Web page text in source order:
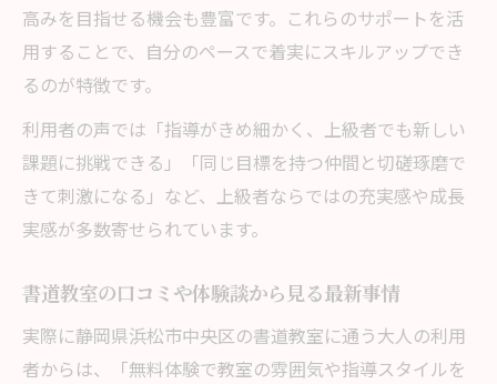
高みを目指せる機会も豊富です。これらのサポートを活
用することで、自分のペースで着実にスキルアップでき
るのが特徴です。
利用者の声では「指導がきめ細かく、上級者でも新しい
課題に挑戦できる」「同じ目標を持つ仲間と切磋琢磨で
きて刺激になる」など、上級者ならではの充実感や成長
実感が多数寄せられています。
書道教室の口コミや体験談から見る最新事情
実際に静岡県浜松市中央区の書道教室に通う大人の利用
者からは、「無料体験で教室の雰囲気や指導スタイルを